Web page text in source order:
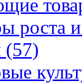
роста